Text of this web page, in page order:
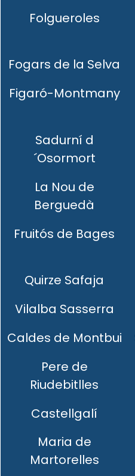
Folgueroles
Fogars de la Selva
Figaró-Montmany
Sadurní d
´Osormort
La Nou de
Berguedà
Fruitós de Bages
Quirze Safaja
Vilalba Sasserra
Caldes de Montbui
Pere de
Riudebitlles
Castellgalí
Maria de
Martorelles